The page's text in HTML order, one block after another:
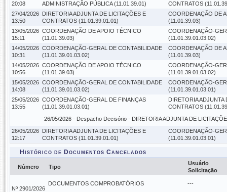
20:08
ADMINISTRAÇÃO PÚBLICA (11.01.39.01)
CONTRATOS
27/04/2026
13:50
DIRETORIA ADJUNTA DE LICITAÇÕES E
CONTRATOS (11.01.39.01.01)
COORDENAÇÃO DE
(11.01.39.03)
13/05/2026
15:11
COORDENAÇÃO DE APOIO TÉCNICO
(11.01.39.03)
COORDENAÇÃO-
(11.01.39.01.03.02)
14/05/2026
10:31
COORDENAÇÃO-GERAL DE CONTABILIDADE
(11.01.39.01.03.02)
COORDENAÇÃO DE
(11.01.39.03)
14/05/2026
10:56
COORDENAÇÃO DE APOIO TÉCNICO
(11.01.39.03)
COORDENAÇÃO-
(11.01.39.01.03.02)
15/05/2026
14:08
COORDENAÇÃO-GERAL DE CONTABILIDADE
(11.01.39.01.03.02)
COORDENAÇÃO-
(11.01.39.01.03.01)
25/05/2026
13:55
COORDENAÇÃO-GERAL DE FINANÇAS
(11.01.39.01.03.01)
DIRETORIA ADJUNTA
CONTRATOS
26/05/2026 - Despacho Decisório - DIRETORIA ADJUNTA DE
26/05/2026
12:17
DIRETORIA ADJUNTA DE LICITAÇÕES E
CONTRATOS (11.01.39.01.01)
COORDENAÇÃO-
(11.01.39.01.03.01)
Histórico de Documentos Cancelados
Número Tipo
Usuário
Solicitação
Nº 2901/2026
DOCUMENTOS COMPROBATÓRIOS ---